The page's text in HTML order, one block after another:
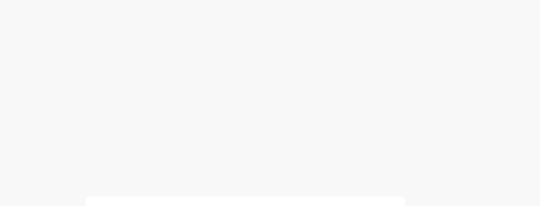
spezialisiert ist. Finden Sie bei Battery